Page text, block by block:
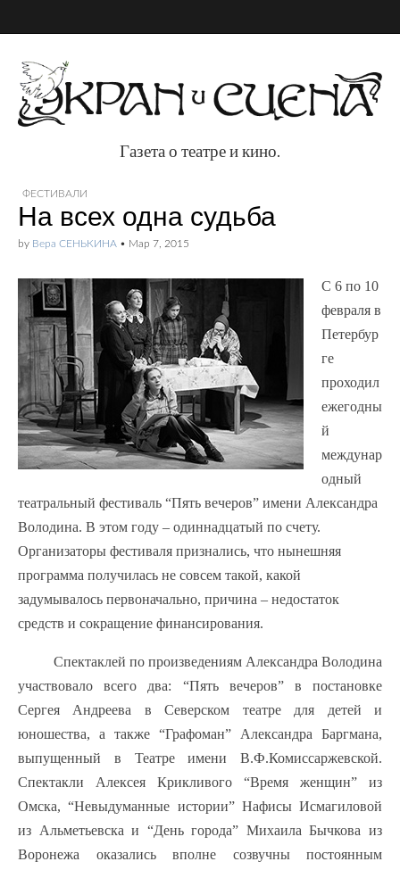
Газета о театре и
кино.
Газета о театре и кино.
ФЕСТИВАЛИ
На всех одна судьба
by Вера СЕНЬКИНА • Мар 7, 2015
С 6 по 10
февраля в
Петербур
ге
проходил
ежегодны
й
междунар
одный
театральный фестиваль “Пять вечеров” имени Александра
Володина. В этом году – одиннадцатый по счету.
Организаторы фестиваля признались, что нынешняя
программа получилась не совсем такой, какой
задумывалось первоначально, причина – недостаток
средств и сокращение финансирования.
Спектаклей по произведениям Александра Володина
участвовало всего два: “Пять вечеров” в постановке
Сергея Андреева в Северском театре для детей и
юношества, а также “Графоман” Александра Баргмана,
выпущенный в Театре имени В.Ф.Комиссаржевской.
Спектакли Алексея Крикливого “Время женщин” из
Омска, “Невыдуманные истории” Нафисы Исмагиловой
из Альметьевска и “День города” Михаила Бычкова из
Воронежа оказались вполне созвучны постоянным